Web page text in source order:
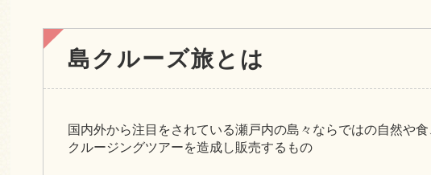
島クルーズ旅とは
国内外から注目をされている瀬戸内の島々ならではの自然や
クルージングツアーを造成し販売するもの